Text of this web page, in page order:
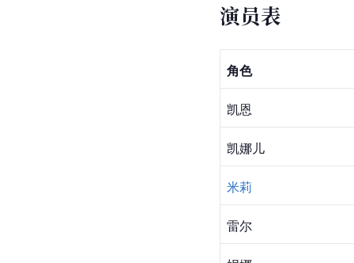
演员表
角色
凯恩
凯娜儿
米莉
雷尔